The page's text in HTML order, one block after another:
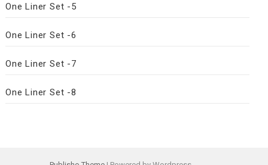
One Liner Set -5
One Liner Set -6
One Liner Set -7
One Liner Set -8